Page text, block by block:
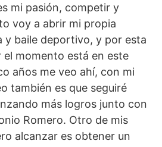
mi pasión, competir y
voy a abrir mi propia
y baile deportivo, y por esta
momento está en este
años me veo ahí, con mi
también es que seguiré
más logros junto con
Romero. Otro de mis
alcanzar es obtener un